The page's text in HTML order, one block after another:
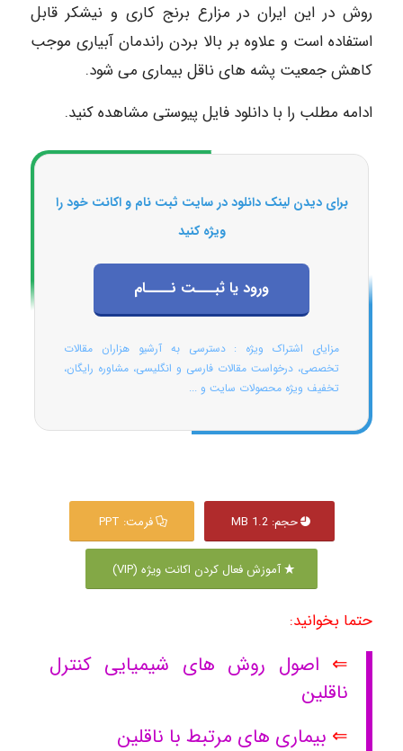
روش در این ایران در مزارع برنج کاری و نیشکر قابل
استفاده است و علاوه بر بالا بردن راندمان آبیاری موجب
کاهش جمعیت پشه های ناقل بیماری می شود.
ادامه مطلب را با دانلود فایل پیوستی مشاهده کنید.
برای دیدن لینک دانلود در سایت ثبت نام و اکانت خود را
ویژه کنید
ورود یا ثبـــت نــــام
مزایای اشتراک ویژه : دسترسی به آرشیو هزاران مقالات
تخصصی، درخواست مقالات فارسی و انگلیسی، مشاوره رایگان،
تخفیف ویژه محصولات سایت و ...
حجم: 1.2 MB فرمت: PPT
آموزش فعال کردن اکانت ویژه (VIP)
حتما بخوانید:
⇐ اصول روش های شیمیایی کنترل
ناقلین
⇐ بیماری های مرتبط با ناقلین